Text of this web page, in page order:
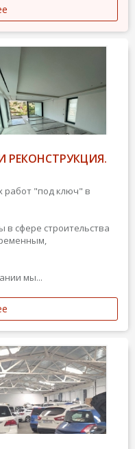
РЕКОНСТРУКЦИЯ.
работ "под ключ" в
в сфере строительства
мы...